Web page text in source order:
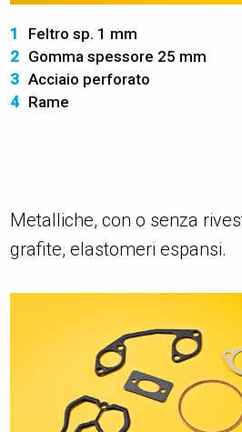
1
Feltro sp. 1 mm
2 Gomma spessore 25 mm
3 Acciaio perforato
4 Rame
Metalliche, con o senza
grafite, elastomeri espansi.